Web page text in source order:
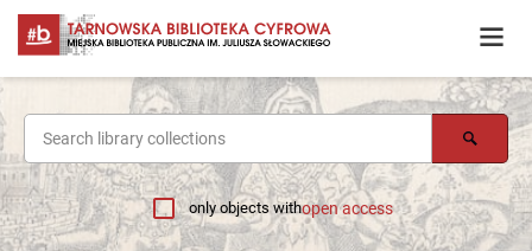
only objects withopen access